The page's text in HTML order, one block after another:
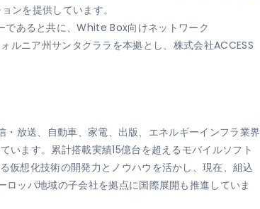
ンを提供しています。
あると共に、White Box向けネットワーク
ニア州サンタクララを本拠とし、株式会社ACCESS
放送、自動車、家電、出版、エネルギーインフラ業界
ます。累計搭載実績15億台を超えるモバイルソフト
仮想化技術の開発力とノウハウを活かし、現在、組込
ッパ地域の子会社を拠点に国際展開も推進していま